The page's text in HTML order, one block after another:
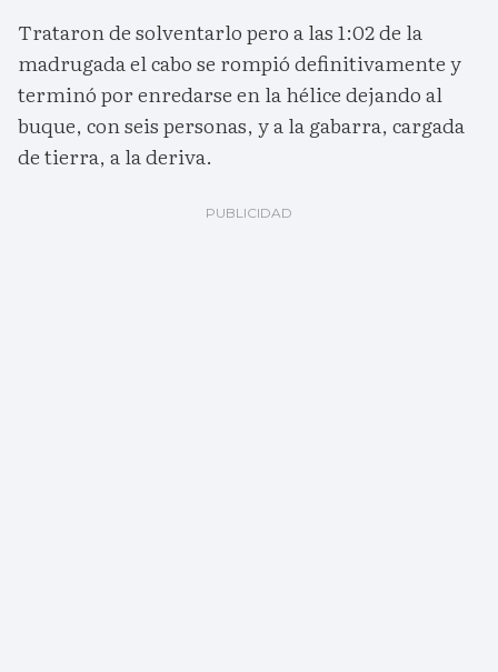
Trataron de solventarlo pero a las 1:02 de la
madrugada el cabo se rompió definitivamente y
terminó por enredarse en la hélice dejando al
buque, con seis personas, y a la gabarra, cargada
de tierra, a la deriva.